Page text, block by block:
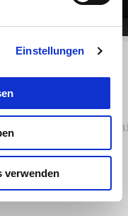
Einstellungen
verwenden